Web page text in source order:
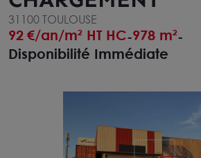
31100 TOULOUSE
92 €/an/m² HT HC-978 m²-
Disponibilité Immédiate